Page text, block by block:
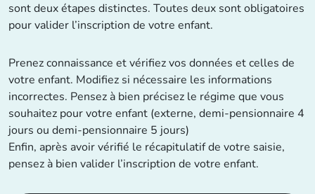
sont deux étapes distinctes. Toutes deux sont obligatoires
pour valider l’inscription de votre enfant.
Prenez connaissance et vérifiez vos données et celles de
votre enfant. Modifiez si nécessaire les informations
incorrectes. Pensez à bien précisez le régime que vous
souhaitez pour votre enfant (externe, demi-pensionnaire 4
jours ou demi-pensionnaire 5 jours)
Enfin, après avoir vérifié le récapitulatif de votre saisie,
pensez à bien valider l’inscription de votre enfant.